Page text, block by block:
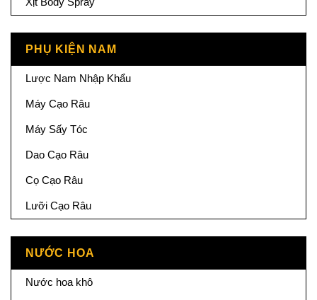
PHỤ KIỆN NAM
Lược Nam Nhập Khẩu
Máy Cạo Râu
Máy Sấy Tóc
Dao Cạo Râu
Cọ Cạo Râu
Lưỡi Cạo Râu
NƯỚC HOA
Nước hoa khô